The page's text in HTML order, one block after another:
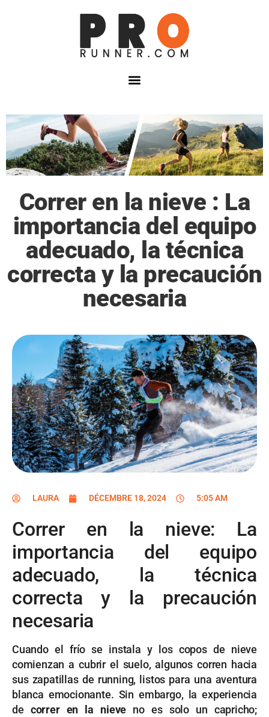
Correr en la nieve : La
importancia del equipo
adecuado, la técnica
correcta y la precaución
necesaria
LAURA DÉCEMBRE 18, 2024 5:05 AM
Correr en la nieve: La
importancia del equipo
adecuado, la técnica
correcta y la precaución
necesaria
Cuando el frío se instala y los copos de nieve
comienzan a cubrir el suelo, algunos corren hacia
sus zapatillas de running, listos para una aventura
blanca emocionante. Sin embargo, la experiencia
de correr en la nieve no es solo un capricho;